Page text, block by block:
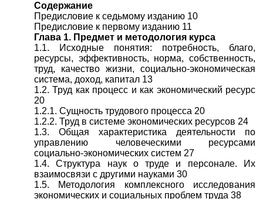
Содержание
Предисловие к седьмому изданию 10
Предисловие к первому изданию 11
Глава 1. Предмет и методология курса
1.1. Исходные понятия: потребность, благо,
ресурсы, эффективность, норма, собственность,
труд, качество жизни, социально-экономическая
система, доход, капитал 13
1.2. Труд как процесс и как экономический ресурс
20
1.2.1. Сущность трудового процесса 20
1.2.2. Труд в системе экономических ресурсов 24
1.3. Общая характеристика деятельности по
управлению человеческими ресурсами
социально-экономических систем 27
1.4. Структура наук о труде и персонале. Их
взаимосвязи с другими науками 30
1.5. Методология комплексного исследования
экономических и социальных проблем труда 38